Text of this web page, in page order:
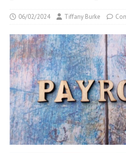
06/02/2024 Tiffany Burke